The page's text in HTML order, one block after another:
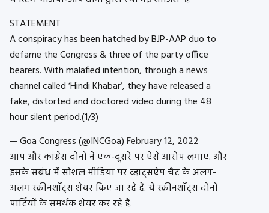
STATEMENT
A conspiracy has been hatched by BJP-AAP duo to
defame the Congress & three of the party office
bearers. With malafied intention, through a news
channel called ‘Hindi Khabar’, they have released a
fake, distorted and doctored video during the 48
hour silent period.(1/3)
— Goa Congress (@INCGoa)February 12, 2022
आप और कांग्रेस दोनों ने एक-दूसरे पर ऐसे आरोप लगाए. और
इसके सबंध में सोशल मीडिया पर व्हाट्सऐप चैट के अलग-
अलग स्क्रीनशॉट्स शेयर किए जा रहे हैं. ये स्क्रीनशॉट्स दोनों
पार्टियों के समर्थक शेयर कर रहे हैं.